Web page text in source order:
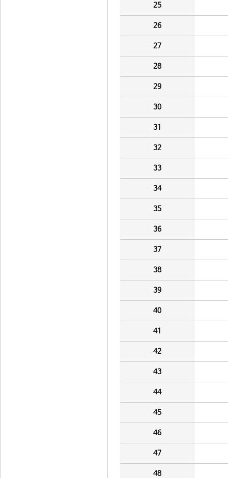
25
26
27
28
29
30
31
32
33
34
35
36
37
38
39
40
41
42
43
44
45
46
47
48